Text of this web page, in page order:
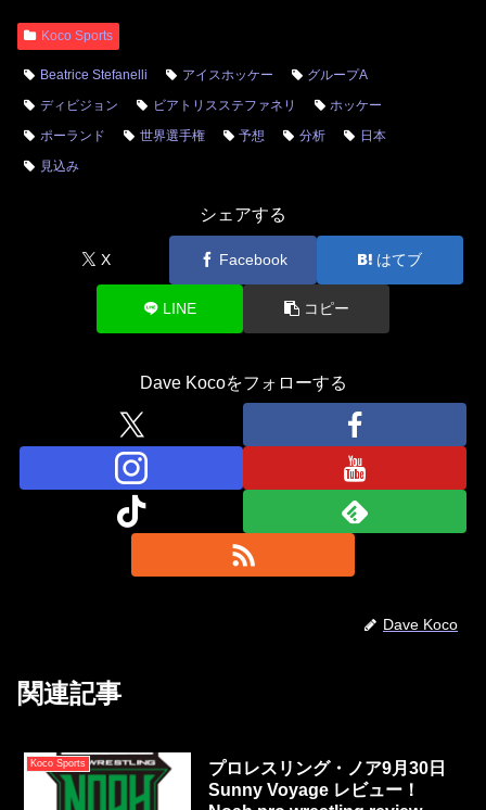
Koco Sports
Beatrice Stefanelli アイスホッケー
グループA
ディビジョン
ビアトリスステファネリ
ホッケー
ポーランド
世界選手権 予想 分析
日本
見込み
シェアする
X Facebook はてブ
LINE コピー
Dave Kocoをフォローする
Dave Koco
関連記事
Koco Sports
プロレスリング・ノア9月30日
Sunny Voyage レビュー！